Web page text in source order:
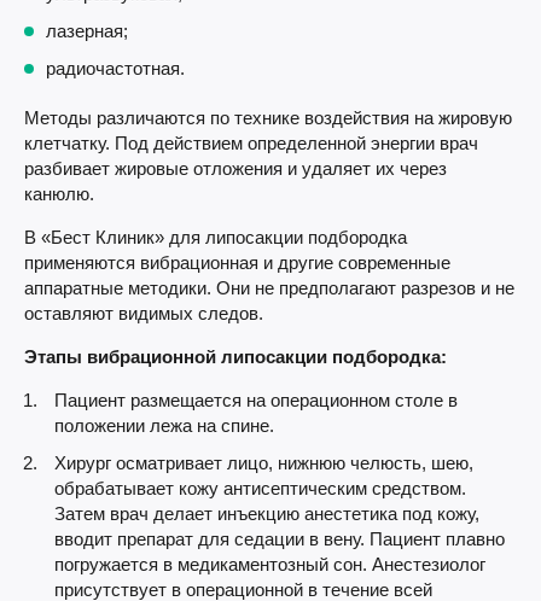
лазерная;
радиочастотная.
Методы различаются по технике воздействия на жировую
клетчатку. Под действием определенной энергии врач
разбивает жировые отложения и удаляет их через
канюлю.
В «Бест Клиник» для липосакции подбородка
применяются вибрационная и другие современные
аппаратные методики. Они не предполагают разрезов и не
оставляют видимых следов.
Этапы вибрационной липосакции подбородка:
Пациент размещается на операционном столе в
положении лежа на спине.
Хирург осматривает лицо, нижнюю челюсть, шею,
обрабатывает кожу антисептическим средством.
Затем врач делает инъекцию анестетика под кожу,
вводит препарат для седации в вену. Пациент плавно
погружается в медикаментозный сон. Анестезиолог
присутствует в операционной в течение всей